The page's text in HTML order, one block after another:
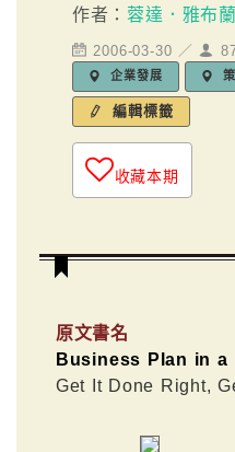
作者： 蓉達．雅布蘭
2006-03-30 ／
企業發展
編輯標籤
收藏本期
原文書名
Business Plan in a
Get It Done Right,